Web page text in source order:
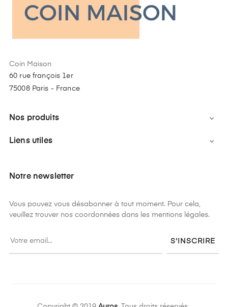
Coin Maison
60 rue françois 1er
75008 Paris - France
Nos produits 
Liens utiles 
Notre newsletter
Vous pouvez vous désabonner à tout moment. Pour cela,
veuillez trouver nos coordonnées dans les mentions légales.
S'INSCRIRE